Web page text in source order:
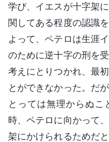
学び、イエスが十字架
関してある程度の認識
よって、ペテロは生涯
のために逆十字の刑を
考えにとりつかれ、最
とができなかった。だ
とっては無理からぬこ
時、ペテロに向かって
架にかけられるためだ